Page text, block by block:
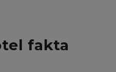
fakta